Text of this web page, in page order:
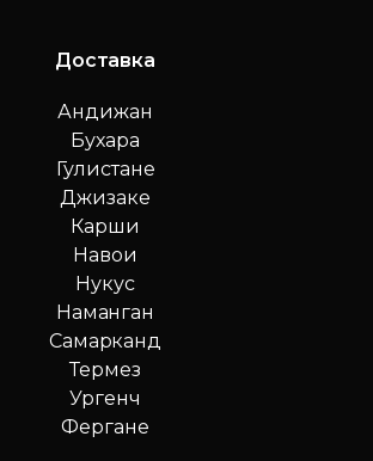
Доставка
Андижан
Бухара
Гулистане
Джизаке
Карши
Навои
Нукус
Наманган
Самарканд
Термез
Ургенч
Фергане